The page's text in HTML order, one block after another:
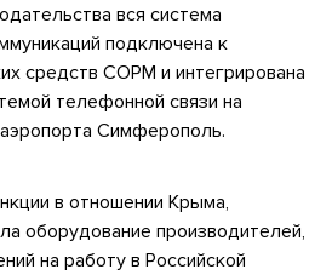
вся система
подключена к
средств СОРМ и интегрирована
телефонной связи на
Симферополь.
в отношении Крыма,
оборудование производителей,
на работу в Российской